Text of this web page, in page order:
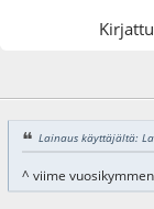
Kirjattu
Lainaus käyttäjältä:
^ viime